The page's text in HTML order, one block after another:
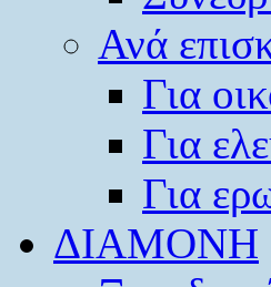
Ανά
Για
Για
Για
ΔΙΑΜΟΝΗ